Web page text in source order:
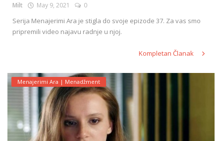
Milt May 9, 2021 0
Serija Menajerimi Ara je stigla do svoje epizode 37. Za vas smo
pripremili video najavu radnje u njoj.
Kompletan Članak
Menajerimi Ara | Menadžment